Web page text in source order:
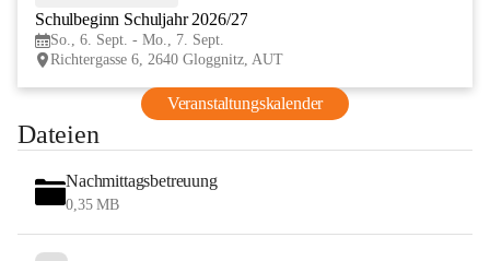
Schulbeginn Schuljahr 2026/27
So., 6. Sept. - Mo., 7. Sept.
Richtergasse 6, 2640 Gloggnitz, AUT
Veranstaltungskalender
Dateien
Nachmittagsbetreuung
0,35 MB